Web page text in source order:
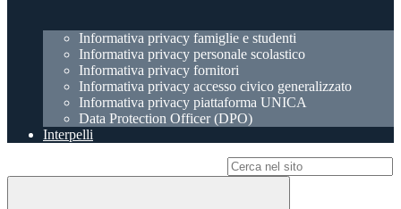
Informativa privacy famiglie e studenti
Informativa privacy personale scolastico
Informativa privacy fornitori
Informativa privacy accesso civico generalizzato
Informativa privacy piattaforma UNICA
Data Protection Officer (DPO)
Interpelli